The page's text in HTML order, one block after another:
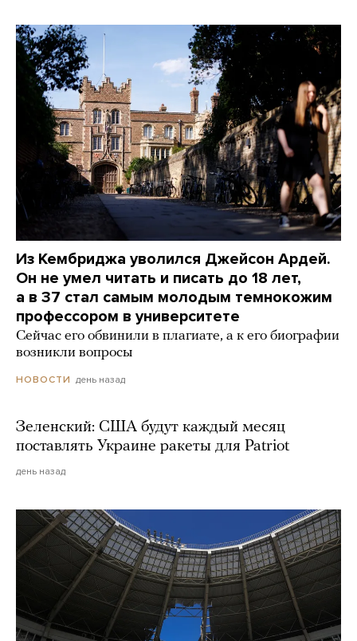
Из Кембриджа уволился Джейсон Ардей.
Он не умел читать и писать до 18 лет,
а в 37 стал самым молодым темнокожим
профессором в университете
Сейчас его обвинили в плагиате, а к его биографии
возникли вопросы
НОВОСТИ день назад
Зеленский: США будут каждый месяц
поставлять Украине ракеты для Patriot
день назад